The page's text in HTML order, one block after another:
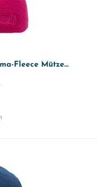
Fleece Mütze...